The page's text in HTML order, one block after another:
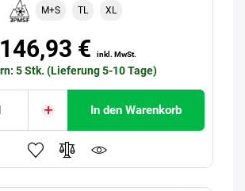
M+S TL XL
146,93 € inkl. MwSt.
5 Stk. (Lieferung 5-10 Tage)
In den Warenkorb